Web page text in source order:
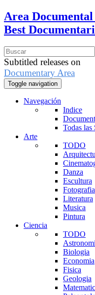
Area Documental
Best
Subtitled releases on
Documentary Area
Toggle navigation
Navegación
Indice
Todas las
Arte
TODO
Danza
Escultura
Fotografia
Literatura
Musica
Pintura
Ciencia
TODO
Biologia
Economia
Fisica
Geologia